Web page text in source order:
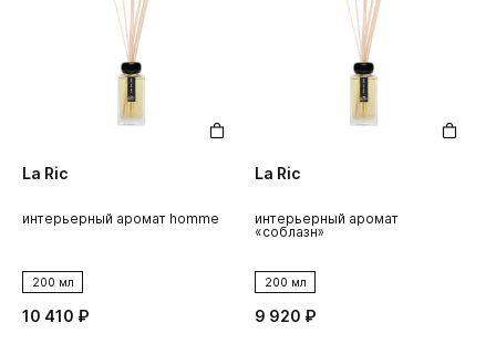
La Ric
интерьерный аромат homme
200 мл
10 410 ₽
La Ric
интерьерный аромат
«соблазн»
200 мл
9 920 ₽